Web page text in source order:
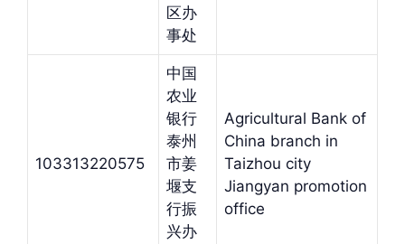
区办
事处
103313220575
中国
农业
银行
泰州
市姜
堰支
行振
兴办
Agricultural Bank of
China branch in
Taizhou city
Jiangyan promotion
office